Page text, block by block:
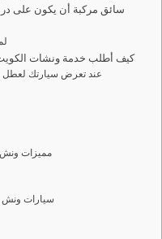
سائق مركبة أن يكون على
كيف أطلب خدمة ونشات
عند تعرض سيارتك لعطل
مميزات ونش
سيارات ونش